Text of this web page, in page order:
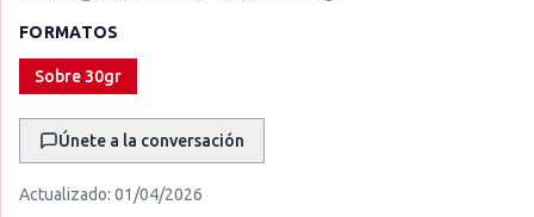
FORMATOS
Sobre 30gr
Únete a la conversación
Actualizado: 01/04/2026